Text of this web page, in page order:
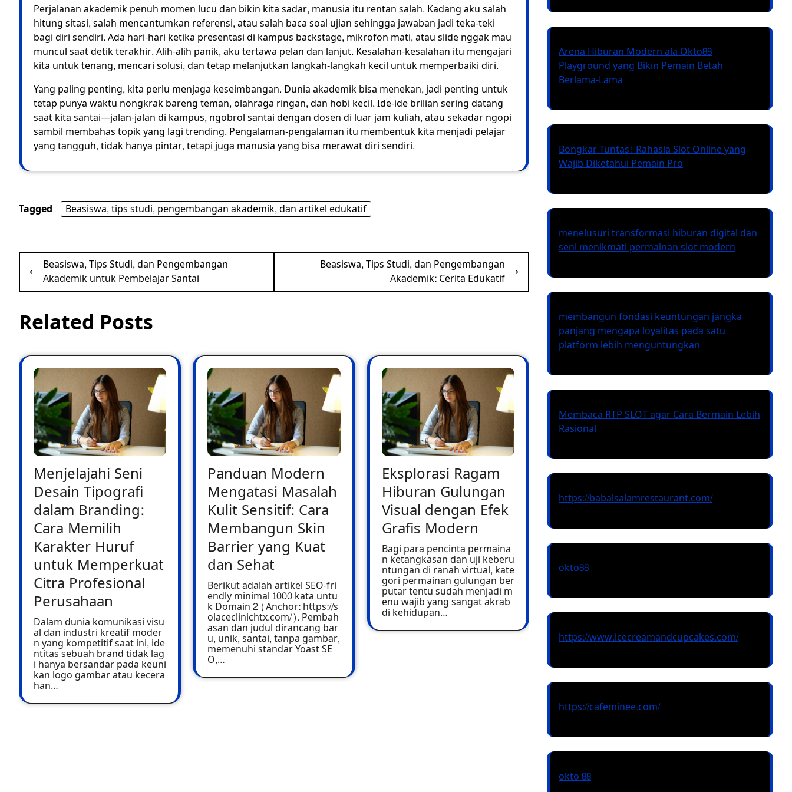
Perjalanan akademik penuh momen lucu dan bikin kita sadar, manusia itu rentan salah. Kadang aku salah
hitung sitasi, salah mencantumkan referensi, atau salah baca soal ujian sehingga jawaban jadi teka-teki
bagi diri sendiri. Ada hari-hari ketika presentasi di kampus backstage, mikrofon mati, atau slide nggak mau
muncul saat detik terakhir. Alih-alih panik, aku tertawa pelan dan lanjut. Kesalahan-kesalahan itu mengajari
kita untuk tenang, mencari solusi, dan tetap melanjutkan langkah-langkah kecil untuk memperbaiki diri.
Yang paling penting, kita perlu menjaga keseimbangan. Dunia akademik bisa menekan, jadi penting untuk
tetap punya waktu nongkrak bareng teman, olahraga ringan, dan hobi kecil. Ide-ide brilian sering datang
saat kita santai—jalan-jalan di kampus, ngobrol santai dengan dosen di luar jam kuliah, atau sekadar ngopi
sambil membahas topik yang lagi trending. Pengalaman-pengalaman itu membentuk kita menjadi pelajar
yang tangguh, tidak hanya pintar, tetapi juga manusia yang bisa merawat diri sendiri.
Tagged Beasiswa, tips studi, pengembangan akademik, dan artikel edukatif
Post
navigation
⟵Beasiswa, Tips Studi, dan Pengembangan
Akademik untuk Pembelajar Santai
Beasiswa, Tips Studi, dan Pengembangan
Akademik: Cerita Edukatif⟶
Related Posts
Menjelajahi Seni
Desain Tipografi
dalam Branding:
Cara Memilih
Karakter Huruf
untuk Memperkuat
Citra Profesional
Perusahaan
Dalam dunia komunikasi visu
al dan industri kreatif moder
n yang kompetitif saat ini, ide
ntitas sebuah brand tidak lag
i hanya bersandar pada keuni
kan logo gambar atau kecera
han…
Panduan Modern
Mengatasi Masalah
Kulit Sensitif: Cara
Membangun Skin
Barrier yang Kuat
dan Sehat
Berikut adalah artikel SEO-fri
endly minimal 1000 kata untu
k Domain 2 (Anchor: https://s
olaceclinichtx.com/). Pembah
asan dan judul dirancang bar
u, unik, santai, tanpa gambar,
memenuhi standar Yoast SE
O,…
Eksplorasi Ragam
Hiburan Gulungan
Visual dengan Efek
Grafis Modern
Bagi para pencinta permaina
n ketangkasan dan uji keberu
ntungan di ranah virtual, kate
gori permainan gulungan ber
putar tentu sudah menjadi m
enu wajib yang sangat akrab
di kehidupan…
Arena Hiburan Modern ala Okto88
Playground yang Bikin Pemain Betah
Berlama-Lama
Bongkar Tuntas! Rahasia Slot Online yang
Wajib Diketahui Pemain Pro
menelusuri transformasi hiburan digital dan
seni menikmati permainan slot modern
membangun fondasi keuntungan jangka
panjang mengapa loyalitas pada satu
platform lebih menguntungkan
Membaca RTP SLOT agar Cara Bermain Lebih
Rasional
https://babalsalamrestaurant.com/
okto88
https://www.icecreamandcupcakes.com/
https://cafeminee.com/
okto 88